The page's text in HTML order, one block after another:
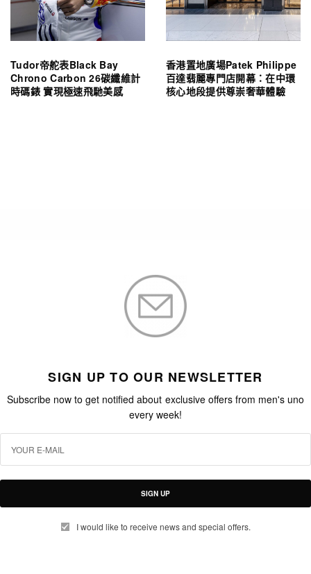
Tudor帝舵表Black Bay
Chrono Carbon 26碳纖維計
時碼錶 實現極速飛馳美感
香港置地廣場Patek Philippe
百達翡麗專門店開幕：在中環
核心地段提供尊崇奢華體驗
SIGN UP TO OUR NEWSLETTER
Subscribe now to get notified about exclusive offers from men's uno
every week!
SIGN UP
I would like to receive news and special offers.